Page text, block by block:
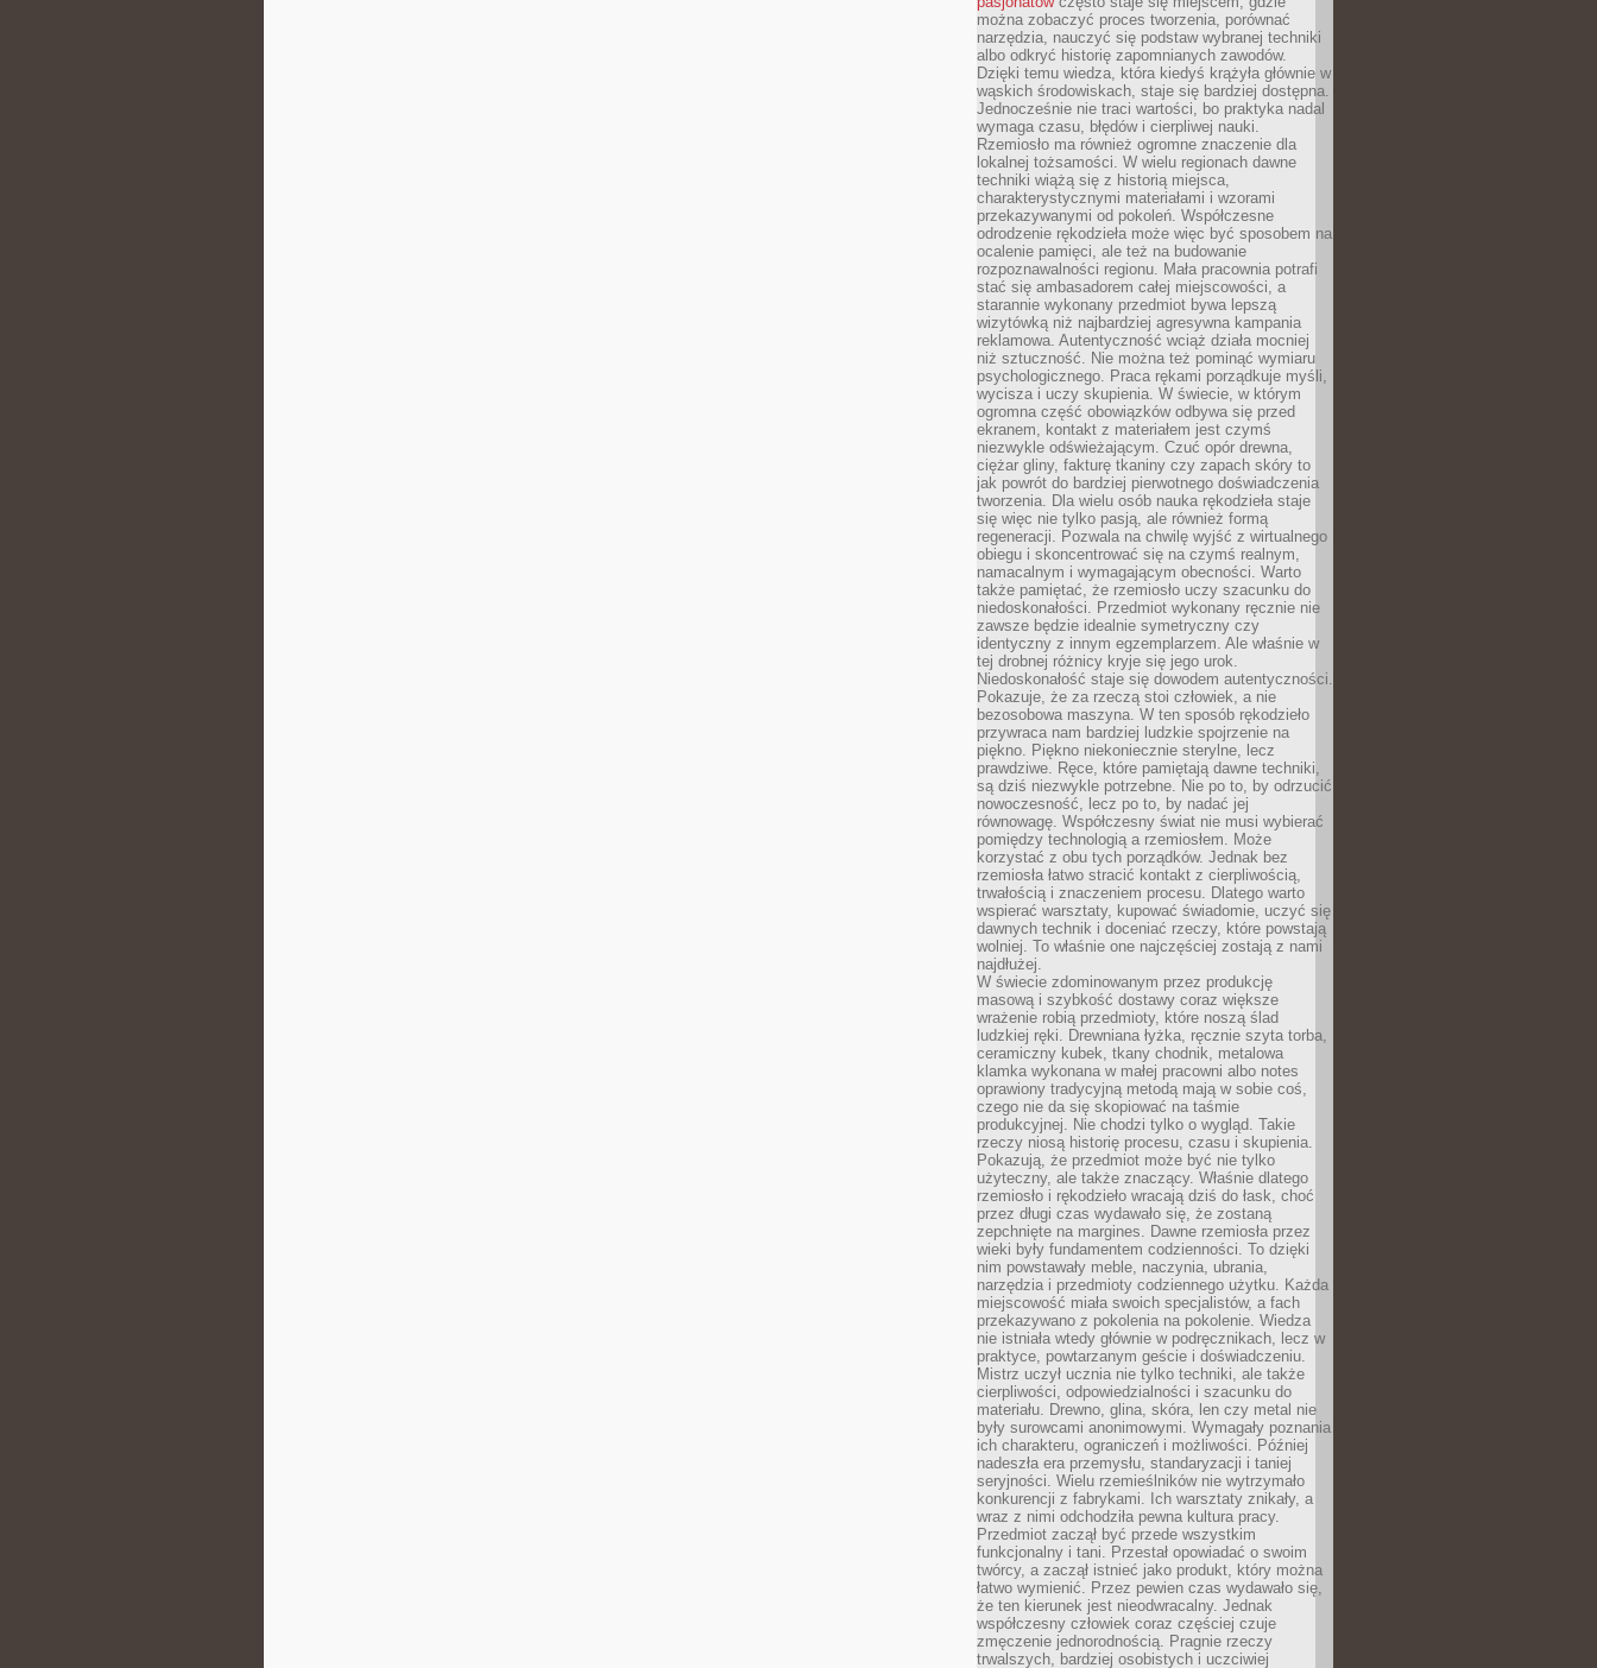
można zobaczyć proces tworzenia, porównać
narzędzia, nauczyć się podstaw wybranej techniki
albo odkryć historię zapomnianych zawodów.
Dzięki temu wiedza, która kiedyś krążyła głównie w
wąskich środowiskach, staje się bardziej dostępna.
Jednocześnie nie traci wartości, bo praktyka nadal
wymaga czasu, błędów i cierpliwej nauki.
Rzemiosło ma również ogromne znaczenie dla
lokalnej tożsamości. W wielu regionach dawne
techniki wiążą się z historią miejsca,
charakterystycznymi materiałami i wzorami
przekazywanymi od pokoleń. Współczesne
odrodzenie rękodzieła może więc być sposobem na
ocalenie pamięci, ale też na budowanie
rozpoznawalności regionu. Mała pracownia potrafi
stać się ambasadorem całej miejscowości, a
starannie wykonany przedmiot bywa lepszą
wizytówką niż najbardziej agresywna kampania
reklamowa. Autentyczność wciąż działa mocniej
niż sztuczność. Nie można też pominąć wymiaru
psychologicznego. Praca rękami porządkuje myśli,
wycisza i uczy skupienia. W świecie, w którym
ogromna część obowiązków odbywa się przed
ekranem, kontakt z materiałem jest czymś
niezwykle odświeżającym. Czuć opór drewna,
ciężar gliny, fakturę tkaniny czy zapach skóry to
jak powrót do bardziej pierwotnego doświadczenia
tworzenia. Dla wielu osób nauka rękodzieła staje
się więc nie tylko pasją, ale również formą
regeneracji. Pozwala na chwilę wyjść z wirtualnego
obiegu i skoncentrować się na czymś realnym,
namacalnym i wymagającym obecności. Warto
także pamiętać, że rzemiosło uczy szacunku do
niedoskonałości. Przedmiot wykonany ręcznie nie
zawsze będzie idealnie symetryczny czy
identyczny z innym egzemplarzem. Ale właśnie w
tej drobnej różnicy kryje się jego urok.
Niedoskonałość staje się dowodem autentyczności.
Pokazuje, że za rzeczą stoi człowiek, a nie
bezosobowa maszyna. W ten sposób rękodzieło
przywraca nam bardziej ludzkie spojrzenie na
piękno. Piękno niekoniecznie sterylne, lecz
prawdziwe. Ręce, które pamiętają dawne techniki,
są dziś niezwykle potrzebne. Nie po to, by odrzucić
nowoczesność, lecz po to, by nadać jej
równowagę. Współczesny świat nie musi wybierać
pomiędzy technologią a rzemiosłem. Może
korzystać z obu tych porządków. Jednak bez
rzemiosła łatwo stracić kontakt z cierpliwością,
trwałością i znaczeniem procesu. Dlatego warto
wspierać warsztaty, kupować świadomie, uczyć się
dawnych technik i doceniać rzeczy, które powstają
wolniej. To właśnie one najczęściej zostają z nami
najdłużej.
W świecie zdominowanym przez produkcję
masową i szybkość dostawy coraz większe
wrażenie robią przedmioty, które noszą ślad
ludzkiej ręki. Drewniana łyżka, ręcznie szyta torba,
ceramiczny kubek, tkany chodnik, metalowa
klamka wykonana w małej pracowni albo notes
oprawiony tradycyjną metodą mają w sobie coś,
czego nie da się skopiować na taśmie
produkcyjnej. Nie chodzi tylko o wygląd. Takie
rzeczy niosą historię procesu, czasu i skupienia.
Pokazują, że przedmiot może być nie tylko
użyteczny, ale także znaczący. Właśnie dlatego
rzemiosło i rękodzieło wracają dziś do łask, choć
przez długi czas wydawało się, że zostaną
zepchnięte na margines. Dawne rzemiosła przez
wieki były fundamentem codzienności. To dzięki
nim powstawały meble, naczynia, ubrania,
narzędzia i przedmioty codziennego użytku. Każda
miejscowość miała swoich specjalistów, a fach
przekazywano z pokolenia na pokolenie. Wiedza
nie istniała wtedy głównie w podręcznikach, lecz w
praktyce, powtarzanym geście i doświadczeniu.
Mistrz uczył ucznia nie tylko techniki, ale także
cierpliwości, odpowiedzialności i szacunku do
materiału. Drewno, glina, skóra, len czy metal nie
były surowcami anonimowymi. Wymagały poznania
ich charakteru, ograniczeń i możliwości. Później
nadeszła era przemysłu, standaryzacji i taniej
seryjności. Wielu rzemieślników nie wytrzymało
konkurencji z fabrykami. Ich warsztaty znikały, a
wraz z nimi odchodziła pewna kultura pracy.
Przedmiot zaczął być przede wszystkim
funkcjonalny i tani. Przestał opowiadać o swoim
twórcy, a zaczął istnieć jako produkt, który można
łatwo wymienić. Przez pewien czas wydawało się,
że ten kierunek jest nieodwracalny. Jednak
współczesny człowiek coraz częściej czuje
zmęczenie jednorodnością. Pragnie rzeczy
trwalszych, bardziej osobistych i uczciwiej